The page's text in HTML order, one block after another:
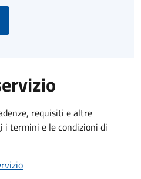
requisiti e altre
termini e le condizioni di